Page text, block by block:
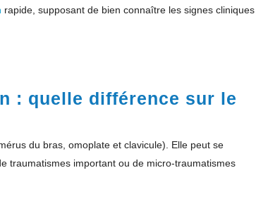
rapide, supposant de bien connaître les signes cliniques
: quelle différence sur le
du bras, omoplate et clavicule). Elle peut se
traumatismes important ou de micro-traumatismes